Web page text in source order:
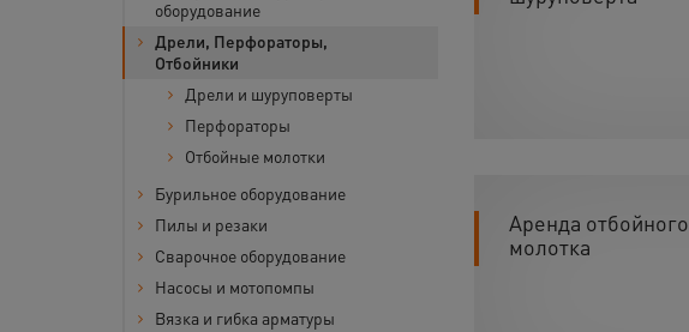
оборудование
Дрели, Перфораторы,
Отбойники
Дрели и шуруповерты
Перфораторы
Отбойные молотки
Бурильное оборудование
Пилы и резаки
Сварочное оборудование
Насосы и мотопомпы
Вязка и гибка арматуры
Аренда отбойного
молотка